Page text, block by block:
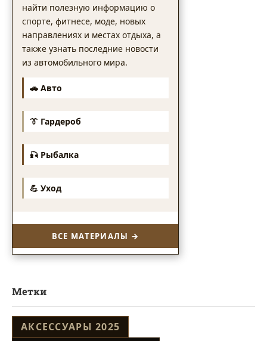
найти полезную информацию о
спорте, фитнесе, моде, новых
направлениях и местах отдыха, а
также узнать последние новости
из автомобильного мира.
🚗 Авто
👔 Гардероб
🎣 Рыбалка
💪 Уход
ВСЕ МАТЕРИАЛЫ →
Метки
АКСЕССУАРЫ 2025